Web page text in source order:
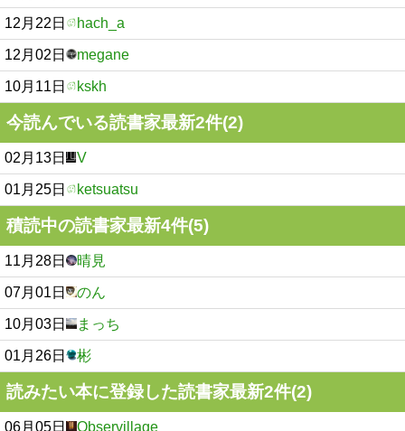
12月22日 hach_a
12月02日 megane
10月11日 kskh
今読んでいる読書家最新2件(2)
02月13日 V
01月25日 ketsuatsu
積読中の読書家最新4件(5)
11月28日 晴見
07月01日 のん
10月03日 まっち
01月26日 彬
読みたい本に登録した読書家最新2件(2)
06月05日 Observillage